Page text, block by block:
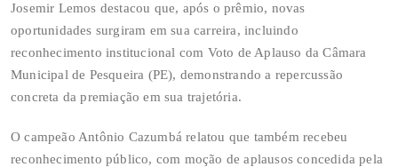
Josemir Lemos destacou que, após o prêmio, novas
oportunidades surgiram em sua carreira, incluindo
reconhecimento institucional com Voto de Aplauso da Câmara
Municipal de Pesqueira (PE), demonstrando a repercussão
concreta da premiação em sua trajetória.
O campeão Antônio Cazumbá relatou que também recebeu
reconhecimento público, com moção de aplausos concedida pela